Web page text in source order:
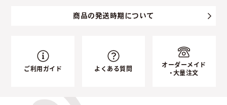
商品の発送時期について
ご利用ガイド よくある質問
オーダーメイド
・大量注文